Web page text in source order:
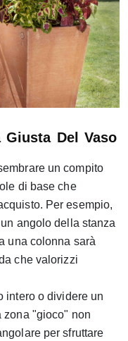
Giusta Del Vaso
un compito
di base che
Per esempio,
angolo della stanza
una colonna sarà
che valorizzi
intero o dividere un
zona "gioco" non
per sfruttare